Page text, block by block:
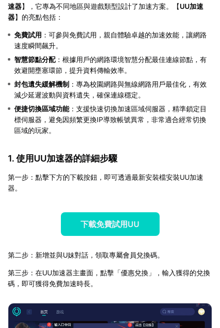
速器】，它專為不同地區與遊戲類型設計了加速方案。【UU加速
器】的亮點包括：
免費試用 ：可參與免費試用，親自體驗卓越的加速效能，讓網路
速度瞬間飆升。
智慧節點分配：根據用戶的網路環境智慧分配最佳連線節點，有
效避開壅塞環節，提升資料傳輸效率。
封包遺失緩解機制 ：專為校園網路與無線網路用戶最佳化，有效
減少延遲波動與資料遺失，確保連線穩定。
便捷切換區域功能：支援快速切換加速區域伺服器，精準鎖定目
標伺服器，避免因頻繁更換IP導致帳號異常，非常適合經常切換
區域的玩家。
1. 使用UU加速器的詳細步驟
第一步：點擊下方的下載按鈕，即可透過最新安裝檔安裝UU加速
器。
下載免費試用UU
第二步：新增並與U妹對話，領取專屬會員兌換碼。
第三步：在UU加速器主畫面，點擊「優惠兌換」，輸入獲得的兌換
碼，即可獲得免費加速時長。